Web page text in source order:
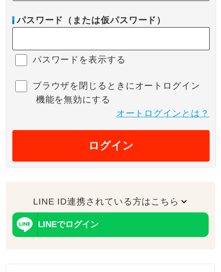
パスワード（または仮パスワード）
パスワードを表示する
ブラウザを閉じるときにオートログイン
機能を無効にする
オートログインとは？
ログイン
LINE ID連携されている方はこちら
LINEでログイン